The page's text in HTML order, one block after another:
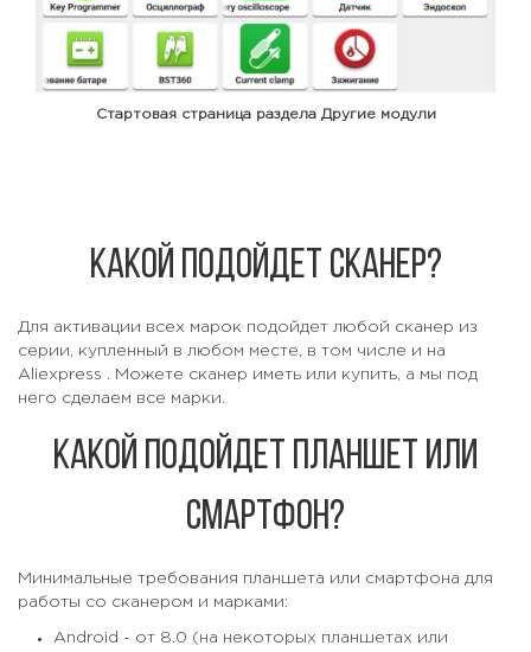
Стартовая страница раздела Другие модули
Какой подойдет сканер?
Для активации всех марок подойдет любой сканер из
серии, купленный в любом месте, в том числе и на
Aliexpress
. Можете сканер иметь или купить, а мы под
него сделаем все марки.
Какой подойдет планшет или
смартфон?
Минимальные требования планшета или смартфона для
работы со сканером и марками:
Android - от 8.0 (на некоторых планшетах или